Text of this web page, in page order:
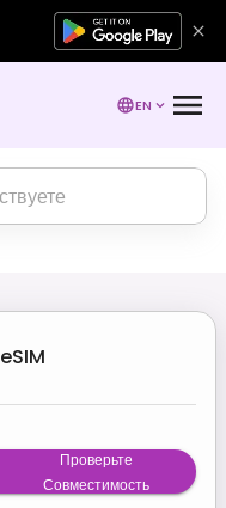
EN
eSIM
Проверьте
Совместимость